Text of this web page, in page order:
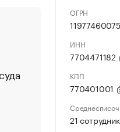
ОГРН
ИНН
7704471182
КПП
770401001
21 сотрудник